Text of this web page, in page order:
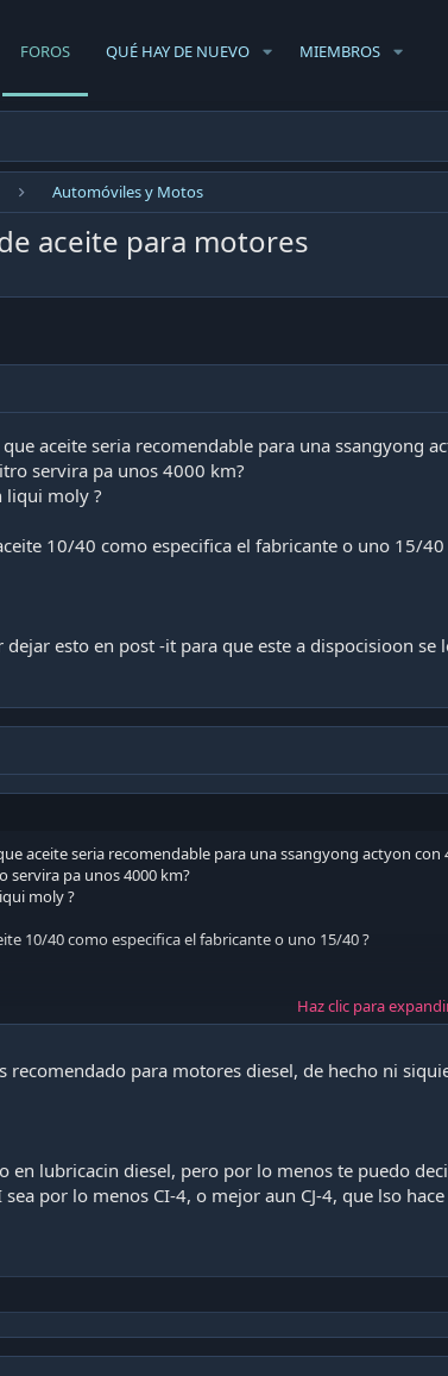
FOROS QUÉ HAY DE NUEVO MIEMBROS
Automóviles y Motos
aceite para motores
que aceite seria recomendable para una ssangyong
servira pa unos 4000 km?
liqui moly ?
10/40 como especifica el fabricante o uno 15/40
esto en post -it para que este a dispocisioon se
aceite seria recomendable para una ssangyong actyon con
servira pa unos 4000 km?
moly ?
10/40 como especifica el fabricante o uno 15/40 ?
esto en post -it para que este a dispocisioon se los
Haz clic para
recomendado para motores diesel, de hecho ni
en lubricacin diesel, pero por lo menos te puedo
sea por lo menos CI-4, o mejor aun CJ-4, que lso